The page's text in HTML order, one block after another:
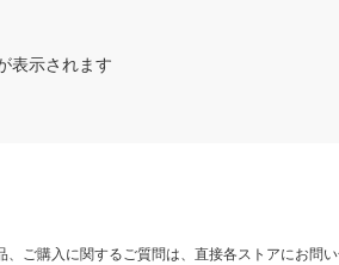
表示されます
ご購入に関するご質問は、直接各ストアにお問い